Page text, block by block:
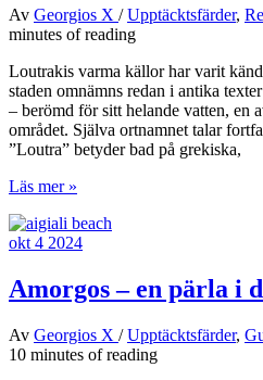
Den
orädda
Av Georgios X /Upptäcktsfärder,
minutes of reading
Loutrakis varma källor har varit
staden omnämns redan i antika
– berömd för sitt helande vatten, en
området. Själva ortnamnet talar
”Loutra” betyder bad på grekiska,
Loutrakis
källor
–
livets
vatten
sinat
Läs mer »
okt 4 2024
Amorgos – en pärla i
Av Georgios X /Upptäcktsfärder,
10 minutes of reading